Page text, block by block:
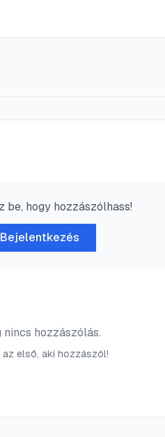
be, hogy hozzászólhass!
Bejelentkezés
nincs hozzászólás.
az első, aki hozzászól!